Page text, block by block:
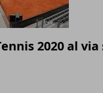
2020 al via